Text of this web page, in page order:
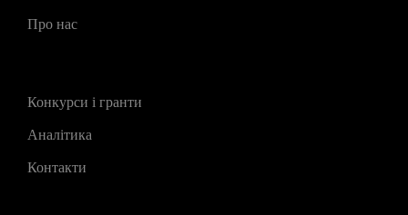
Про нас
Конкурси і гранти
Аналітика
Контакти